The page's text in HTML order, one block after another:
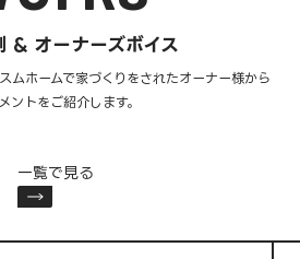
& オーナーズボイス
ムホームで家づくりをされたオーナー様から
ントをご紹介します。
一覧で見る